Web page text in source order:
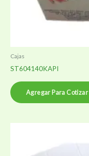
Cajas
ST604140KAPI
Agregar Para Cotizar